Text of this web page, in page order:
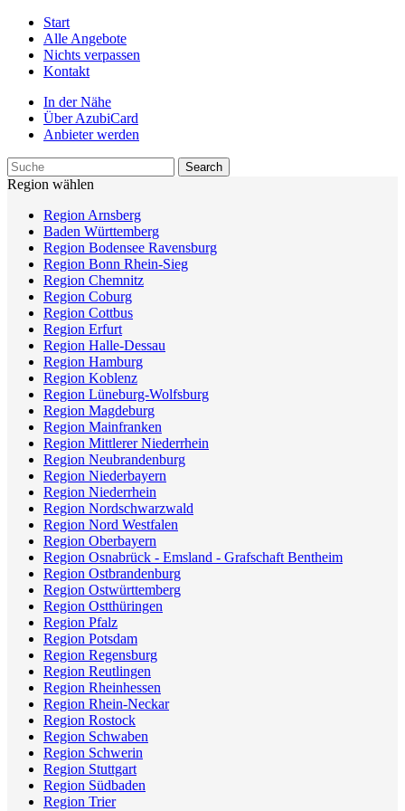
Start
Alle Angebote
Nichts verpassen
Kontakt
In der Nähe
Über AzubiCard
Anbieter werden
Region wählen
Region Arnsberg
Baden Württemberg
Region Bodensee Ravensburg
Region Bonn Rhein-Sieg
Region Chemnitz
Region Coburg
Region Cottbus
Region Erfurt
Region Halle-Dessau
Region Hamburg
Region Koblenz
Region Lüneburg-Wolfsburg
Region Magdeburg
Region Mainfranken
Region Mittlerer Niederrhein
Region Neubrandenburg
Region Niederbayern
Region Niederrhein
Region Nordschwarzwald
Region Nord Westfalen
Region Oberbayern
Region Osnabrück - Emsland - Grafschaft Bentheim
Region Ostbrandenburg
Region Ostwürttemberg
Region Ostthüringen
Region Pfalz
Region Potsdam
Region Regensburg
Region Reutlingen
Region Rheinhessen
Region Rhein-Neckar
Region Rostock
Region Schwaben
Region Schwerin
Region Stuttgart
Region Südbaden
Region Trier